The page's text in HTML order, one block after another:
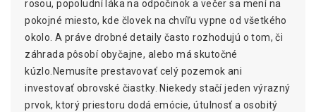
rosou, popoludní láka na odpočinok a večer sa mení na
pokojné miesto, kde človek na chvíľu vypne od všetkého
okolo. A práve drobné detaily často rozhodujú o tom, či
záhrada pôsobí obyčajne, alebo má skutočné
kúzlo.Nemusíte prestavovať celý pozemok ani
investovať obrovské čiastky. Niekedy stačí jeden výrazný
prvok, ktorý priestoru dodá emócie, útulnosť a osobitý